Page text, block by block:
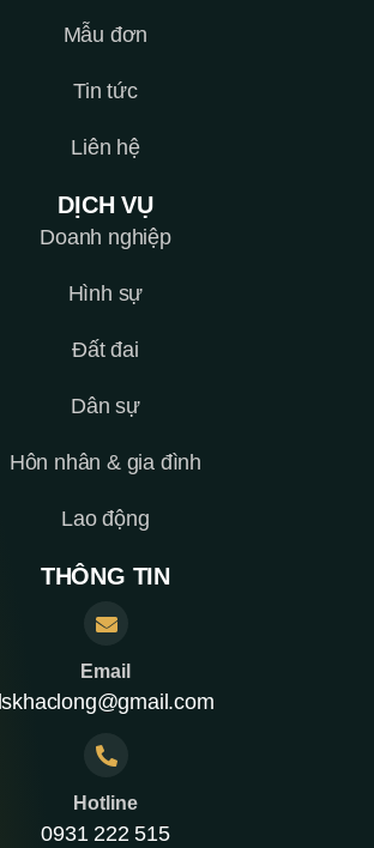
Mẫu đơn
Tin tức
Liên hệ
DỊCH VỤ
Doanh nghiệp
Hình sự
Đất đai
Dân sự
Hôn nhân & gia đình
Lao động
THÔNG TIN
Email
lskhaclong@gmail.com
Hotline
0931 222 515